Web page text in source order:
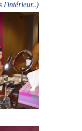
l'intérieur..)